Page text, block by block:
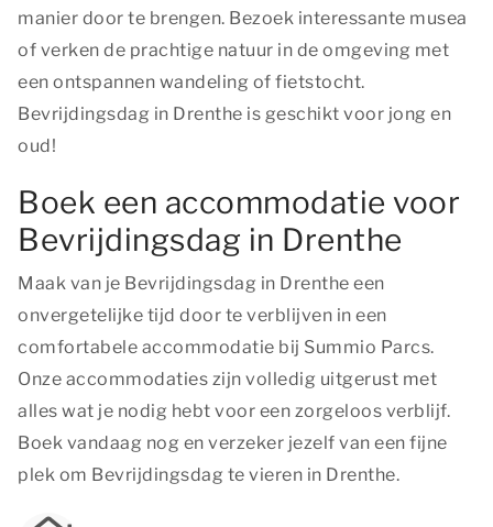
manier door te brengen. Bezoek interessante musea
of verken de prachtige natuur in de omgeving met
een ontspannen wandeling of fietstocht.
Bevrijdingsdag in Drenthe is geschikt voor jong en
oud!
Boek een accommodatie voor
Bevrijdingsdag in Drenthe
Maak van je Bevrijdingsdag in Drenthe een
onvergetelijke tijd door te verblijven in een
comfortabele accommodatie bij Summio Parcs.
Onze accommodaties zijn volledig uitgerust met
alles wat je nodig hebt voor een zorgeloos verblijf.
Boek vandaag nog en verzeker jezelf van een fijne
plek om Bevrijdingsdag te vieren in Drenthe.